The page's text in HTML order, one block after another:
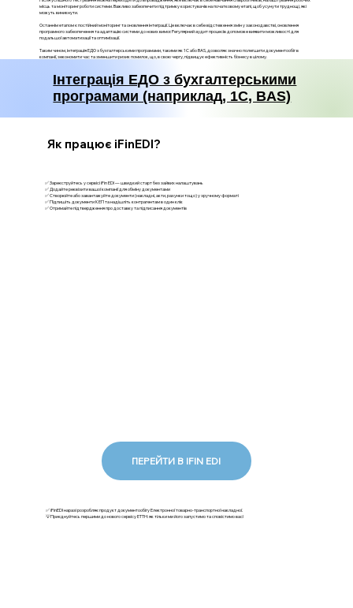
місць та моніторинг роботи системи. Важливо забезпечити підтримку користувачів на початковому етапі, щоб усунути труднощі, які
можуть виникнути.
Останнім етапом є постійний моніторинг та оновлення інтеграції. Це включає в себе відстеження змін у законодавстві, оновлення
програмного забезпечення та адаптацію системи до нових вимог. Регулярний аудит процесів допоможе виявити можливості для
подальшої автоматизації та оптимізації.
Таким чином, інтеграція ЕДО з бухгалтерськими програмами, такими як 1С або BAS, дозволяє значно полегшити документообіг в
компанії, зекономити час та зменшити ризик помилок, що, в свою чергу, підвищує ефективність бізнесу в цілому.
Інтеграція ЕДО з бухгалтерськими
програмами (наприклад, 1С, BAS)
✅ Зареєструйтесь у сервісі iFin EDI — швидкий старт без зайвих налаштувань
✅ Додайте реквізити вашої компанії для обміну документами
✅ Створюйте або завантажуйте документи (накладні, акти, рахунки тощо) у зручному форматі
✅ Підпишіть документи КЕП та надішліть контрагентам в один клік
✅ Отримайте підтвердження про доставку та підписання документів
Як працює iFinEDI?
✅ iFinEDI наразі розробляє продукт документообігу Електронної товарно-транспортної накладної.
💡Приєднуйтесь першими до нового сервісу ЕТТН: як тільки ми його запустимо та сповістимо вас!
ПЕРЕЙТИ В IFIN EDI